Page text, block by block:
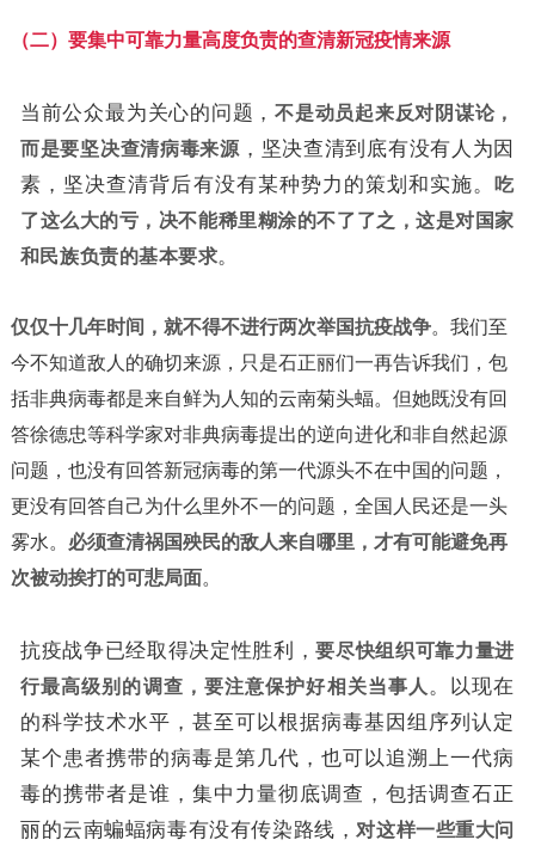
（二）要集中可靠力量高度负责的查清新冠疫情来源
当前公众最为关心的问题，不是动员起来反对阴谋论，
而是要坚决查清病毒来源，坚决查清到底有没有人为因
素，坚决查清背后有没有某种势力的策划和实施。吃
了这么大的亏，决不能稀里糊涂的不了了之，这是对国家
和民族负责的基本要求。
仅仅十几年时间，就不得不进行两次举国抗疫战争。我们至
今不知道敌人的确切来源，只是石正丽们一再告诉我们，包
括非典病毒都是来自鲜为人知的云南菊头蝠。但她既没有回
答徐德忠等科学家对非典病毒提出的逆向进化和非自然起源
问题，也没有回答新冠病毒的第一代源头不在中国的问题，
更没有回答自己为什么里外不一的问题，全国人民还是一头
雾水。 必须查清祸国殃民的敌人来自哪里，才有可能避免再
次被动挨打的可悲局面。
抗疫战争已经取得决定性胜利，要尽快组织可靠力量进
行最高级别的调查，要注意保护好相关当事人。以现在
的科学技术水平，甚至可以根据病毒基因组序列认定
某个患者携带的病毒是第几代，也可以追溯上一代病
毒的携带者是谁，集中力量彻底调查，包括调查石正
丽的云南蝙蝠病毒有没有传染路线，对这样一些重大问